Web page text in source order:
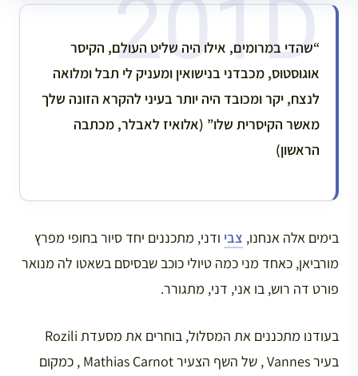
“שהדי במרומים, אילו היה שליט העולם, הקיסר
אוגוסטוס, מכבדני בנישואין ומעניק לי תבל ומלואה
לנצח, יקר ומכובד היה יותר בעיני להקרא הזונה שלך
מאשר הקיסרית שלו” (אלואיז לאבלר, מכתבה
הראשון)
בימים אלה אנחנו, צבי ודני, מתכננים יחד סיור בחופי מפרץ
מורביאן, כאחד מני כמה טיולי כוכב שבסיסם בשאטו לה מנואר
פורט דה רוש, בו אני, דני, מתגורר.
בעודנו מתכננים את המסלול, בוחרים את מסעדת Rozili
בעיר Vannes , של השף הצעיר Mathias Carnot , כמקום